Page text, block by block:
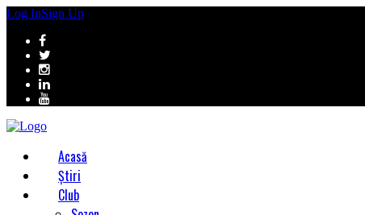
Log InSign Up
Acasă
Știri
Club